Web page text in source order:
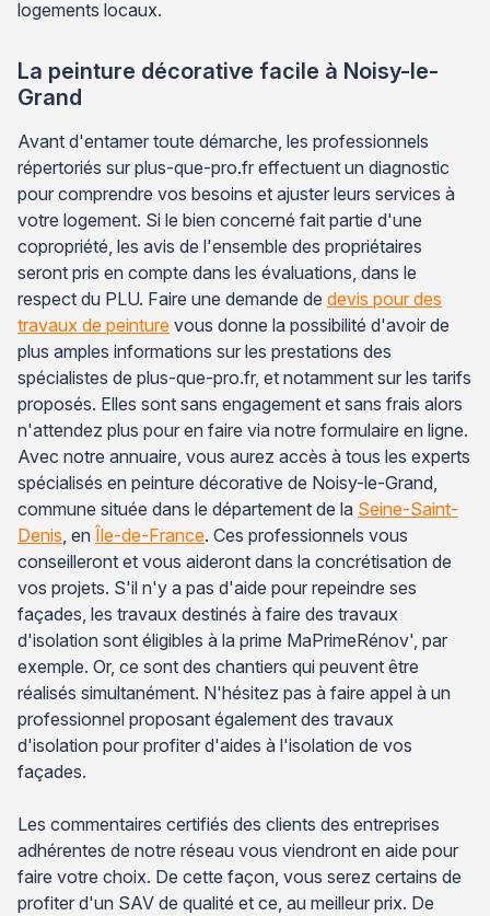
logements locaux.
La peinture décorative facile à Noisy-le-
Grand
Avant d'entamer toute démarche, les professionnels
répertoriés sur plus-que-pro.fr effectuent un diagnostic
pour comprendre vos besoins et ajuster leurs services à
votre logement. Si le bien concerné fait partie d'une
copropriété, les avis de l'ensemble des propriétaires
seront pris en compte dans les évaluations, dans le
respect du PLU. Faire une demande de devis pour des
travaux de peinture vous donne la possibilité d'avoir de
plus amples informations sur les prestations des
spécialistes de plus-que-pro.fr, et notamment sur les tarifs
proposés. Elles sont sans engagement et sans frais alors
n'attendez plus pour en faire via notre formulaire en ligne.
Avec notre annuaire, vous aurez accès à tous les experts
spécialisés en peinture décorative de Noisy-le-Grand,
commune située dans le département de la Seine-Saint-
Denis , en Île-de-France. Ces professionnels vous
conseilleront et vous aideront dans la concrétisation de
vos projets. S'il n'y a pas d'aide pour repeindre ses
façades, les travaux destinés à faire des travaux
d'isolation sont éligibles à la prime MaPrimeRénov', par
exemple. Or, ce sont des chantiers qui peuvent être
réalisés simultanément. N'hésitez pas à faire appel à un
professionnel proposant également des travaux
d'isolation pour profiter d'aides à l'isolation de vos
façades.
Les commentaires certifiés des clients des entreprises
adhérentes de notre réseau vous viendront en aide pour
faire votre choix. De cette façon, vous serez certains de
profiter d'un SAV de qualité et ce, au meilleur prix. De